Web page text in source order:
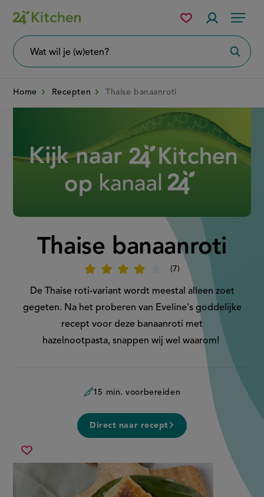
Overslaan
en
naar
Menu
wil
Mijn
bewaarde
Home Recepten Thaise banaanroti
Thaise banaanroti
7
Beoordeel
'Thaise
banaanroti'
De Thaise roti-variant wordt meestal alleen zoet
gegeten. Na het proberen van Eveline's goddelijke
recept voor deze banaanroti met
hazelnootpasta, snappen wij wel waarom!
15 min. voorbereiden
Direct naar recept
Sla
thaise
banaanroti